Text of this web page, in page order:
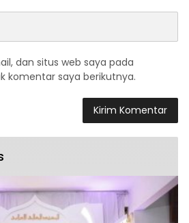
dan situs web saya pada
komentar saya berikutnya.